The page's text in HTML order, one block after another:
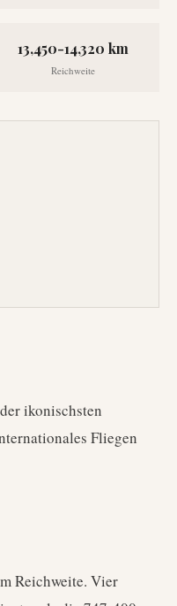
13,450-14,320 km
Reichweite
ikonischsten
Fliegen
Reichweite. Vier